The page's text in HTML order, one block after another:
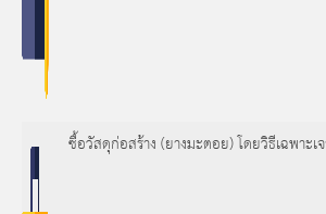
ซื้อวัสดุก่อสร้าง (ยางมะตอย) โดยวิธีเฉพาะเ